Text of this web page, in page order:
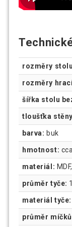
rozměry
rozměry
šířka stolu
tloušťka
barva: buk
hmotnost:
materiál:
průměr tyče:
materiál tyče:
průměr